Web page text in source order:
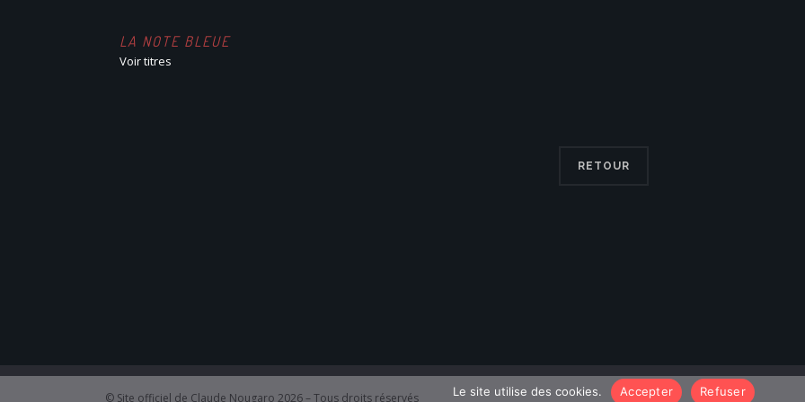
LA NOTE BLEUE
Voir titres
RETOUR
© Site officiel de Claude Nougaro 2026 – Tous droits réservés Le site utilise des cookies. Accepter Refuser